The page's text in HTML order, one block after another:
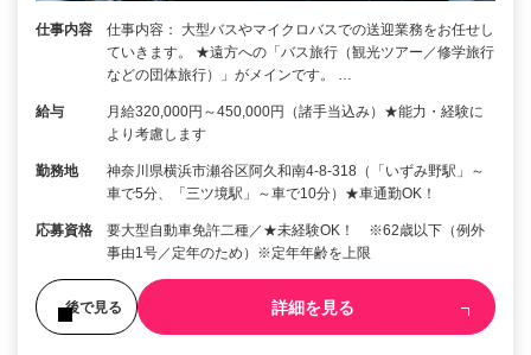
仕事内容
仕事内容： 大型バスやマイクロバスでの送迎業務をお任せし
ていきます。 ★遠方への「バス旅行（観光ツアー／修学旅行
などの団体旅行）」がメインです。 …
給与
月給320,000円～450,000円（諸手当込み）★能力・経験に
より考慮します
勤務地
神奈川県横浜市瀬谷区阿久和南4-8-318（「いずみ野駅」～
車で5分、「三ツ境駅」～車で10分）★車通勤OK！
応募資格
要大型自動車免許二種／★未経験OK！ ※62歳以下（例外
事由1号／定年のため）※定年年齢を上限
後で見る 詳細を見る